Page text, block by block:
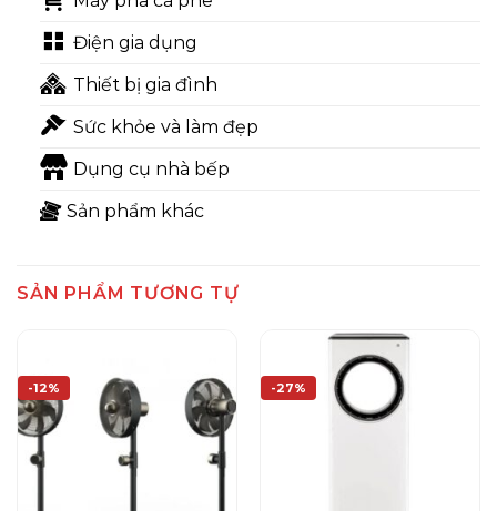
Điện gia dụng
Thiết bị gia đình
Sức khỏe và làm đẹp
Dụng cụ nhà bếp
Sản phẩm khác
SẢN PHẨM TƯƠNG TỰ
-12% -27%